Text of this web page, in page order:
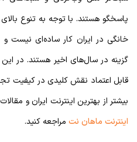
پاسخگو هستند. با توجه به تنوع
خانگی در ایران کار ساده‌ای نیست و
گزینه در سال‌های اخیر هستند. در
قابل اعتماد نقش کلیدی در کیفیت
بیشتر از بهترین اینترنت ایران و
اینترنت ماهان نت مراجعه کنید.